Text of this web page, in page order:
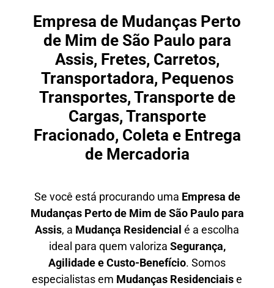
Empresa de Mudanças Perto
de Mim de São Paulo para
Assis, Fretes, Carretos,
Transportadora, Pequenos
Transportes, Transporte de
Cargas, Transporte
Fracionado, Coleta e Entrega
de Mercadoria
Se você está procurando uma Empresa de
Mudanças Perto de Mim de São Paulo para
Assis, a Mudança Residencial é a escolha
ideal para quem valoriza Segurança,
Agilidade e Custo-Benefício. Somos
especialistas em Mudanças Residenciaise